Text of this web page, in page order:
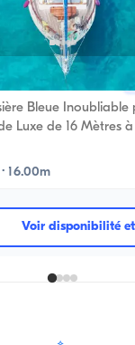
Bleue Inoubliable
Luxe de 16 Mètres
16.00m
Voir disponibilité